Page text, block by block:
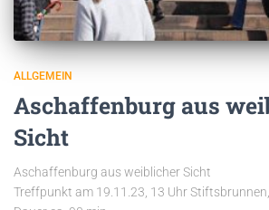
ALLGEMEIN
Aschaffenburg aus
Sicht
Aschaffenburg aus weiblicher Sicht
Treffpunkt am 19.11.23, 13 Uhr